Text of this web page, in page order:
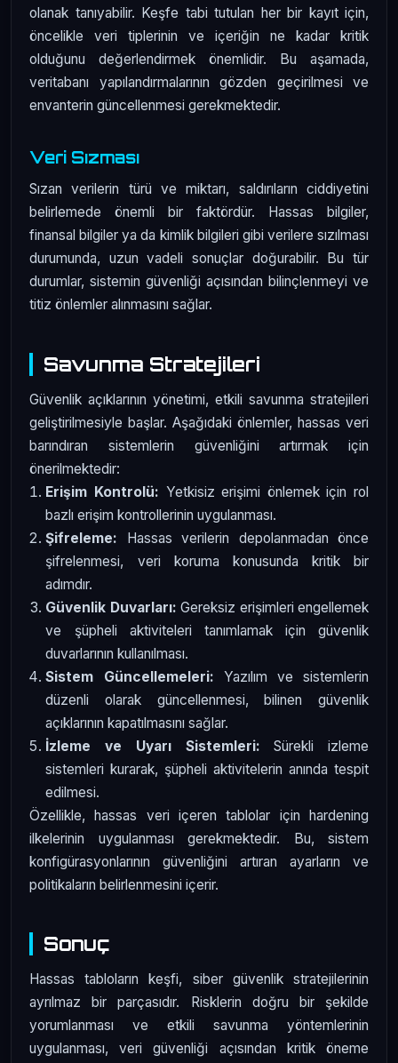
olanak tanıyabilir. Keşfe tabi tutulan her bir kayıt için,
öncelikle veri tiplerinin ve içeriğin ne kadar kritik
olduğunu değerlendirmek önemlidir. Bu aşamada,
veritabanı yapılandırmalarının gözden geçirilmesi ve
envanterin güncellenmesi gerekmektedir.
Veri Sızması
Sızan verilerin türü ve miktarı, saldırıların ciddiyetini
belirlemede önemli bir faktördür. Hassas bilgiler,
finansal bilgiler ya da kimlik bilgileri gibi verilere sızılması
durumunda, uzun vadeli sonuçlar doğurabilir. Bu tür
durumlar, sistemin güvenliği açısından bilinçlenmeyi ve
titiz önlemler alınmasını sağlar.
Savunma Stratejileri
Güvenlik açıklarının yönetimi, etkili savunma stratejileri
geliştirilmesiyle başlar. Aşağıdaki önlemler, hassas veri
barındıran sistemlerin güvenliğini artırmak için
önerilmektedir:
Erişim Kontrolü: Yetkisiz erişimi önlemek için rol
bazlı erişim kontrollerinin uygulanması.
Şifreleme: Hassas verilerin depolanmadan önce
şifrelenmesi, veri koruma konusunda kritik bir
adımdır.
Güvenlik Duvarları: Gereksiz erişimleri engellemek
ve şüpheli aktiviteleri tanımlamak için güvenlik
duvarlarının kullanılması.
Sistem Güncellemeleri: Yazılım ve sistemlerin
düzenli olarak güncellenmesi, bilinen güvenlik
açıklarının kapatılmasını sağlar.
İzleme ve Uyarı Sistemleri: Sürekli izleme
sistemleri kurarak, şüpheli aktivitelerin anında tespit
edilmesi.
Özellikle, hassas veri içeren tablolar için hardening
ilkelerinin uygulanması gerekmektedir. Bu, sistem
konfigürasyonlarının güvenliğini artıran ayarların ve
politikaların belirlenmesini içerir.
Sonuç
Hassas tabloların keşfi, siber güvenlik stratejilerinin
ayrılmaz bir parçasıdır. Risklerin doğru bir şekilde
yorumlanması ve etkili savunma yöntemlerinin
uygulanması, veri güvenliği açısından kritik öneme